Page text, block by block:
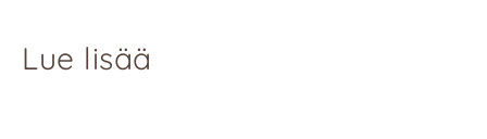
Lue lisää